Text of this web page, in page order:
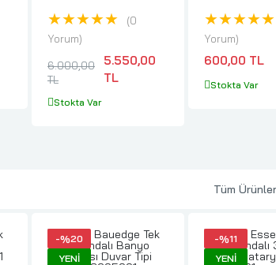
★★★★★
0
Yorum
6.000,00
TL
5.550,00
TL
Stokta Var
Kolu -
★★★★★
Yorum
600,00 TL
Stokta Var
Tüm
-%20
YENI
-%11
YENI